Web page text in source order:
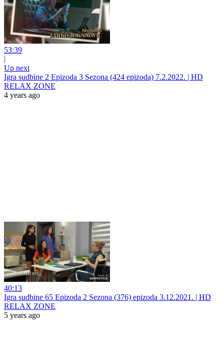
53:39
|
Up next
Igra sudbine 2 Epizoda 3 Sezona (424 epizoda) 7.2.2022. | HD
RELAX ZONE
4 years ago
40:13
Igra sudbine 65 Epizoda 2 Sezona (376) epizoda 3.12.2021. | HD
RELAX ZONE
5 years ago